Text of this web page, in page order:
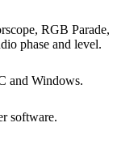
RGB Parade,
phase and level.
and Windows.
software.